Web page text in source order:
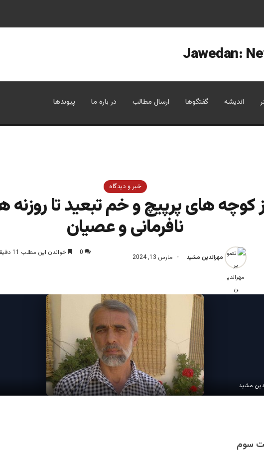
اندیشه گفتگوها ارسال مطالب در باره ما پیوندها
خبر و دیدگاه
کوچه های پرپیچ و خم تبعید تا روزنه
نافرمانی و عصیان
مهرالدین مشید مارس 13, 2024
0 خواندن این مطلب 11 دقیقه زمان میبرد
مشید
سوم